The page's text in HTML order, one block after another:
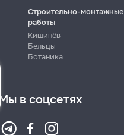
Строительно-монтажные
работы
Кишинёв
Бельцы
Ботаника
Мы в соцсетях